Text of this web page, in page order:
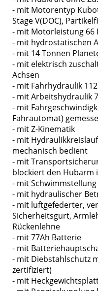
- mit Motorentyp
Stage V(DOC),
- mit Motorleistung 66
- mit hydrostatischen
- mit 14 Tonnen
- mit elektrisch
Achsen
- mit Fahrhydraulik
- mit Arbeitshydraulik
- mit
Fahrautomat)
- mit Z-Kinematik
- mit
mechanisch bedient
- mit
blockiert den Hubarm
- mit
- mit hydraulischer
- mit luftgefederter,
Sicherheitsgurt,
Rückenlehne
- mit 77Ah Batterie
- mit
- mit Diebstahlschutz
zertifiziert)
- mit